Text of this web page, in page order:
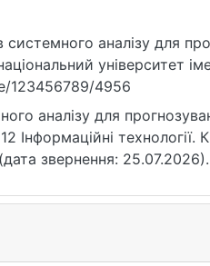
аналізу для
університет
123456789/4956
аналізу для
Інформаційні технології.
звернення: 25.07.2026).